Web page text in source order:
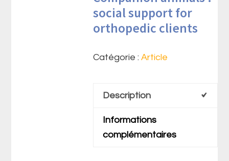
social support for
orthopedic clients
Catégorie :Article
Description
Informations
complémentaires